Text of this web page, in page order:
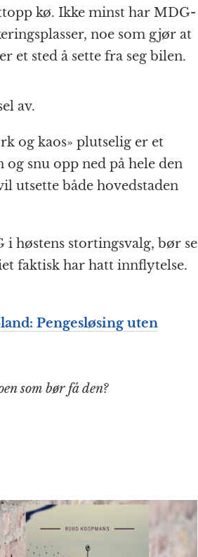
kø. Ikke minst har MDG-
noe som gjør at
et sted å sette fra seg bilen.
av.
og kaos» plutselig er et
snu opp ned på hele den
utsette både hovedstaden
høstens stortingsvalg, bør se
faktisk har hatt innflytelse.
Pengesløsing uten
som bør få den?